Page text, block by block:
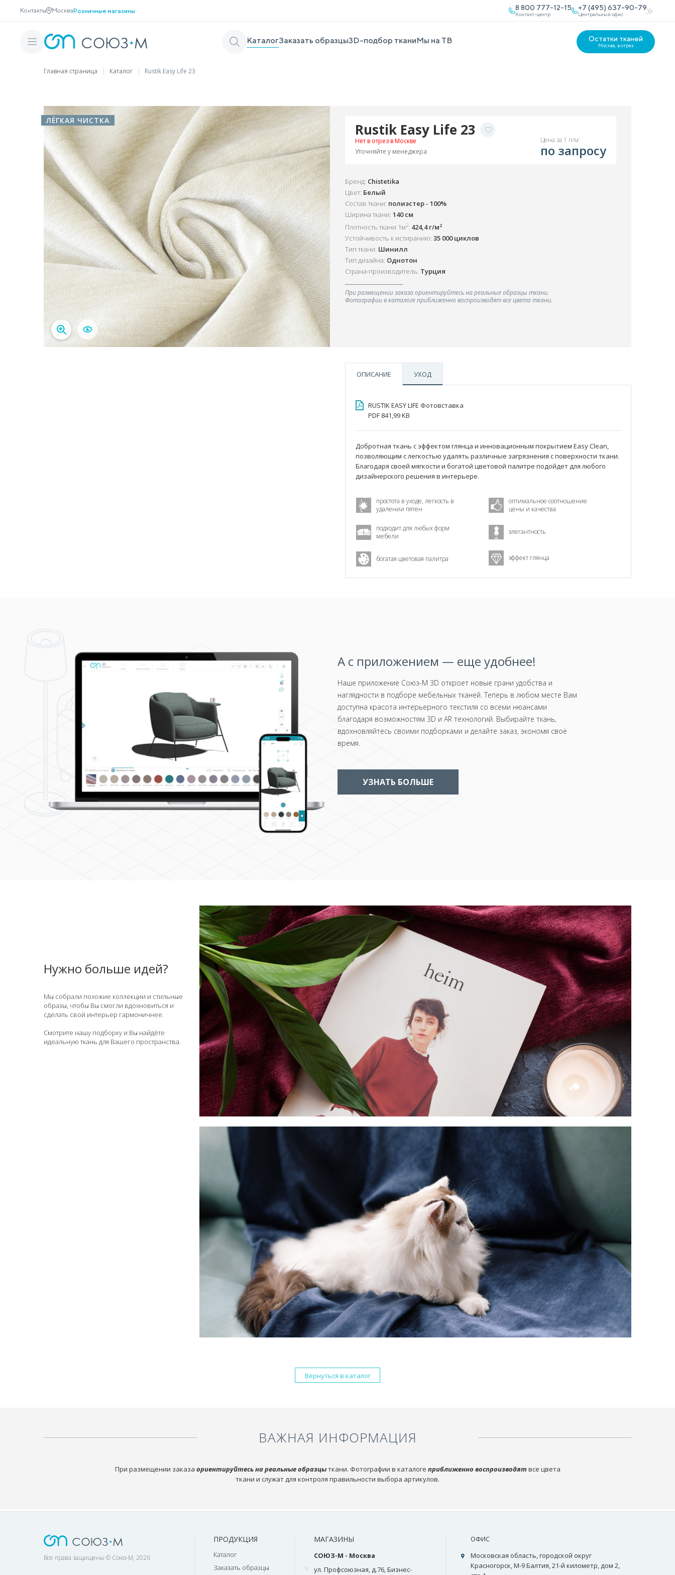
Контакты МоскваРозничные магазины 8 800 777-12-15
Контакт-центр
+7 (495) 637-90-79
Центральный офис
КаталогЗаказать образцы3D-подбор тканиМы на ТВ Остатки тканей
Москва, в отрез
Главная страница Каталог Rustik Easy Life 23
ЛЁГКАЯ ЧИСТКА Rustik Easy Life 23
Нет в отрез в Москве
Уточняйте у менеджера
Цена за 1 п/м:
по запросу
Бренд: Chistetika
Цвет: Белый
Состав ткани: полиэстер - 100%
Ширина ткани: 140 см
Плотность ткани 1м2: 424,4 г/м2
Устойчивость к истиранию: 35 000 циклов
Тип ткани: Шинилл
Тип дизайна: Однотон
Страна-производитель: Турция
При размещении заказа ориентируйтесь на реальные образцы ткани.
Фотографии в каталоге приближенно воспроизводят все цвета ткани.
ОПИСАНИЕ УХОД
RUSTIK EASY LIFE Фотовставка
PDF 841,99 KB
Добротная ткань с эффектом глянца и инновационным покрытием Easy Clean,
позволяющим с легкостью удалять различные загрязнения с поверхности ткани.
Благодаря своей мягкости и богатой цветовой палитре подойдет для любого
дизайнерского решения в интерьере.
простота в уходе, легкость в
удалении пятен
подходит для любых форм
мебели
богатая цветовая палитра
оптимальное соотношение
цены и качества
элегантность
эффект глянца
А с приложением — еще удобнее!
Наше приложение Союз-М 3D откроет новые грани удобства и
наглядности в подборе мебельных тканей. Теперь в любом месте Вам
доступна красота интерьерного текстиля со всеми нюансами
благодаря возможностям 3D и AR технологий. Выбирайте ткань,
вдохновляйтесь своими подборками и делайте заказ, экономя своё
время.
УЗНАТЬ БОЛЬШЕ
Нужно больше идей?
Мы собрали похожие коллекции и стильные
образы, чтобы Вы смогли вдохновиться и
сделать свой интерьер гармоничнее.
Смотрите нашу подборку и Вы найдёте
идеальную ткань для Вашего пространства.
Вернуться в каталог
ВАЖНАЯ ИНФОРМАЦИЯ
При размещении заказа ориентируйтесь на реальные образцыткани. Фотографии в каталоге приближенно воспроизводят все цвета
ткани и служат для контроля правильности выбора артикулов.
Все права защищены © Союз-М, 2026
ПРОДУКЦИЯ
Каталог
Заказать образцы
МАГАЗИНЫ
СОЮЗ-М - Москва
ул. Профсоюзная, д.76, Бизнес-
ОФИС
Московская область, городской округ
Красногорск, М-9 Балтия, 21-й километр, дом 2,